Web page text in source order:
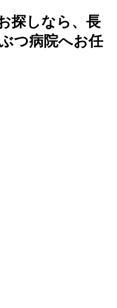
探しなら、長
つ病院へお任